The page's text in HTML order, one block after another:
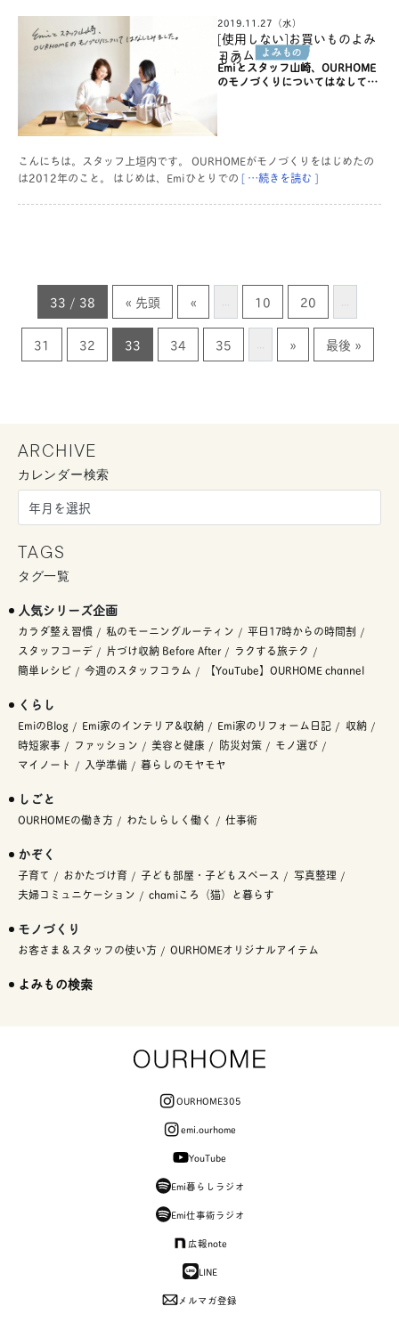
2019.11.27（水）
[使用しない]お買いものよみ
もの
コラム
Emiとスタッフ山崎、OURHOME
のモノづくりについてはなしてみ
こんにちは。スタッフ上垣内です。 OURHOMEがモノづくりをはじめたの
は2012年のこと。 はじめは、Emiひとりでの [ …続きを読む ]
33 / 38 « 先頭 « ... 10 20 ...
31 32 33 34 35 ... » 最後 »
ARCHIVE
カレンダー検索
TAGS
タグ一覧
人気シリーズ企画
カラダ整え習慣 私のモーニングルーティン
平日17時からの時間割
スタッフコーデ
片づけ収納 Before After
ラクする旅テク
簡単レシピ
今週のスタッフコラム 【YouTube】OURHOME channel
くらし
EmiのBlog Emi家のインテリア&収納 Emi家のリフォーム日記
収納
時短家事
ファッション 美容と健康 防災対策
モノ選び
マイノート
入学準備 暮らしのモヤモヤ
しごと
OURHOMEの働き方 わたしらしく働く 仕事術
かぞく
子育て おかたづけ育 子ども部屋・子どもスペース
写真整理
夫婦コミュニケーション
chamiころ（猫）と暮らす
モノづくり
お客さま＆スタッフの使い方 OURHOMEオリジナルアイテム
よみもの検索
OURHOME305
emi.ourhome
YouTube
Emi暮らしラジオ
Emi仕事術ラジオ
広報note
LINE
メルマガ登録